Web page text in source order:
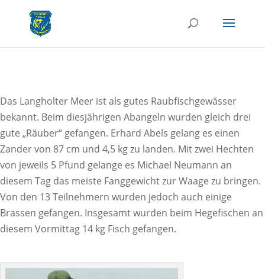
Das Langholter Meer ist als gutes Raubfischgewässer
bekannt. Beim diesjährigen Abangeln wurden gleich drei
gute „Räuber“ gefangen. Erhard Abels gelang es einen
Zander von 87 cm und 4,5 kg zu landen. Mit zwei Hechten
von jeweils 5 Pfund gelange es Michael Neumann an
diesem Tag das meiste Fanggewicht zur Waage zu bringen.
Von den 13 Teilnehmern wurden jedoch auch einige
Brassen gefangen. Insgesamt wurden beim Hegefischen an
diesem Vormittag 14 kg Fisch gefangen.